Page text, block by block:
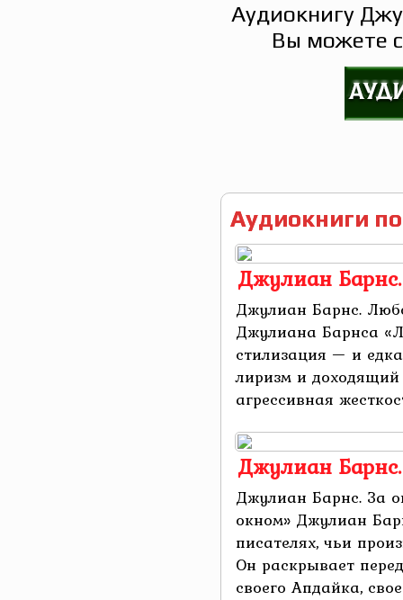
Аудиокнигу
Вы можете
Аудиокниги
Джулиан
Джулиан Барнс.
Джулиана Барнса
стилизация — и
лиризм и
агрессивная
Джулиан
Джулиан Барнс. За
окном» Джулиан
писателях, чьи
Он раскрывает
своего Апдайка,